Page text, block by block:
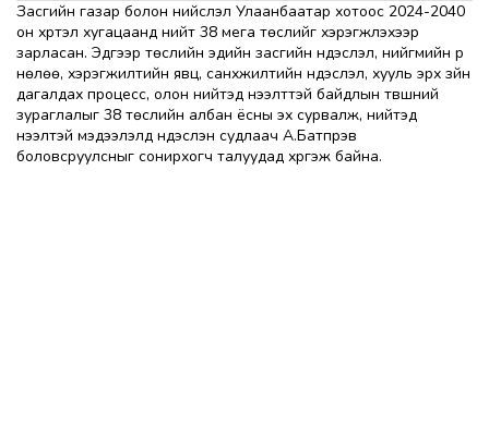
Засгийн газар болон нийслэл Улаанбаатар хотоос 2024-2040
он хүртэл хугацаанд нийт 38 мега төслийг хэрэгжүүлэхээр
зарласан. Эдгээр төслийн эдийн засгийн үндэслэл, нийгмийн үр
нөлөө, хэрэгжилтийн явц, санхүүжилтийн үндэслэл, хууль эрх зүйн
дагалдах процесс, олон нийтэд нээлттэй байдлын түвшний
зураглалыг 38 төслийн албан ёсны эх сурвалж, нийтэд
нээлтэй мэдээлэлд үндэслэн судлаач А.Батпүрэв
боловсруулсныг сонирхогч талуудад хүргэж байна.